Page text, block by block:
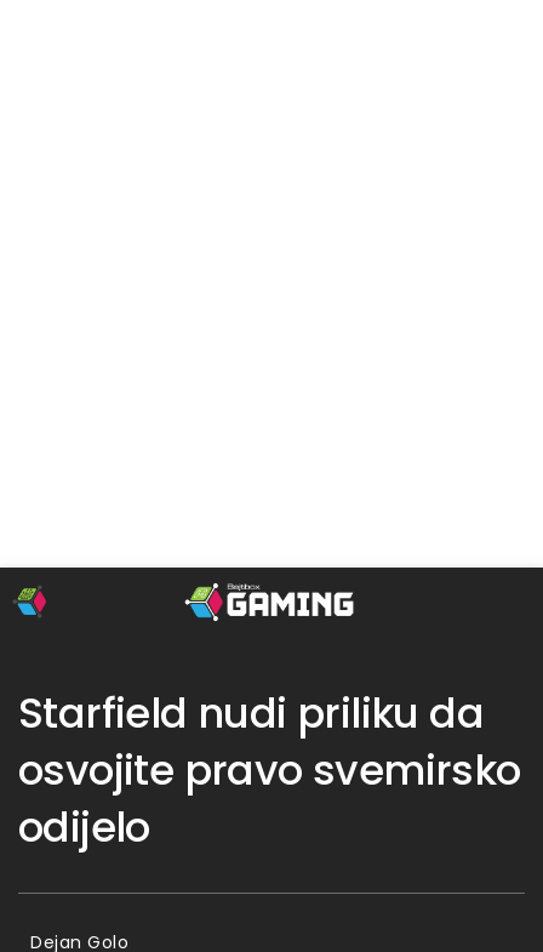
Starfield nudi priliku da
osvojite pravo svemirsko
odijelo
Dejan Golo